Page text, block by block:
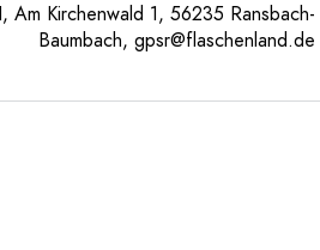
Am Kirchenwald 1, 56235 Ransbach-
Baumbach, gpsr@flaschenland.de